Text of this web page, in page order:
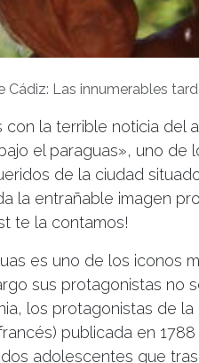
Las innumerables tardes de amor de
la terrible noticia del
el paraguas», uno de
de la ciudad
la entrañable imagen
te la contamos!
es uno de los iconos
sus protagonistas no
los protagonistas de la
publicada en
adolescentes que